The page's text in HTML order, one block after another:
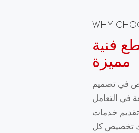
WHY
فنية
مميزة
في تصميم
في التعامل
تقديم خدمات
لك تخصيص كل